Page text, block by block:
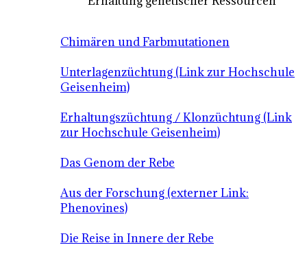
Chimären und Farbmutationen
Unterlagenzüchtung (Link zur Hochschule
Geisenheim)
Erhaltungszüchtung / Klonzüchtung (Link
zur Hochschule Geisenheim)
Das Genom der Rebe
Aus der Forschung (externer Link:
Phenovines)
Die Reise in Innere der Rebe